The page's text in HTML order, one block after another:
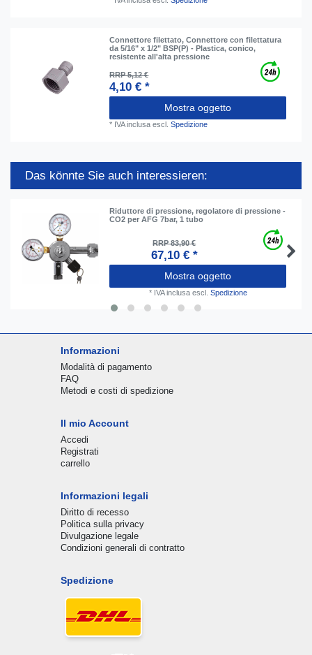
Connettore filettato, Connettore con filettatura
da 5/16" x 1/2" BSP(P) - Plastica, conico,
resistente all'alta pressione
RRP 5,12 €
4,10 € *
Mostra oggetto
* IVA inclusa escl.Spedizione
Das könnte Sie auch interessieren:
Riduttore di pressione, regolatore di pressione -
CO2 per AFG 7bar, 1 tubo
RRP 83,90 €
67,10 € *
Mostra oggetto
* IVA inclusaescl. Spedizione
Informazioni
Modalità di pagamento
FAQ
Metodi e costi di spedizione
Il mio Account
Accedi
Registrati
carrello
Informazioni legali
Diritto di recesso
Politica sulla privacy
Divulgazione legale
Condizioni generali di contratto
Spedizione